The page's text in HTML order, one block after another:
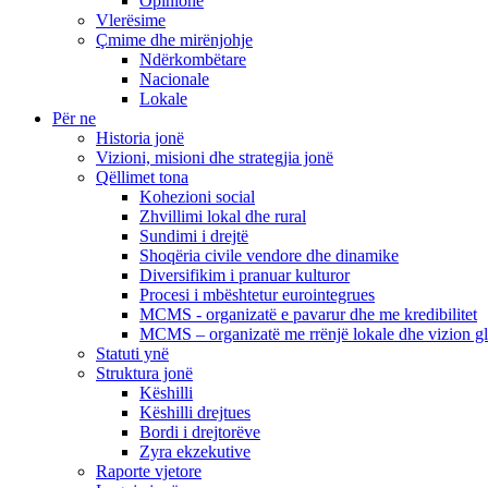
Vlerësime
Çmime dhe mirënjohje
Ndërkombëtare
Nacionale
Lokale
Për ne
Historia jonë
Vizioni, misioni dhe strategjia jonë
Qëllimet tona
Kohezioni social
Zhvillimi lokal dhe rural
Sundimi i drejtë
Shoqëria civile vendore dhe dinamike
Diversifikim i pranuar kulturor
Procesi i mbështetur eurointegrues
MCMS - organizatë e pavarur dhe me kredibilitet
MCMS – organizatë me rrënjë lokale dhe vizion
Statuti ynë
Struktura jonë
Këshilli
Këshilli drejtues
Bordi i drejtorëve
Zyra ekzekutive
Raporte vjetore